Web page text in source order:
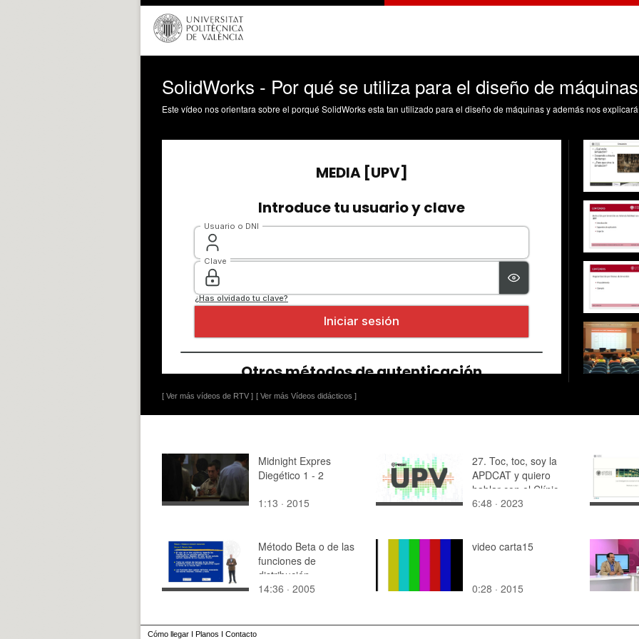
SolidWorks - Por qué se utiliza para el diseño de máquinas
[ Ver más vídeos de RTV ] [ Ver más Vídeos didácticos ]
Midnight Expres
Diegético 1 - 2
1:13 · 2015
27. Toc, toc, soy la
APDCAT y quiero
hablar con el Clínic
6:48 · 2023
Método Beta o de las
funciones de
distribución
14:36 · 2005
video carta15
0:28 · 2015
Cómo llegar I Planos I Contacto